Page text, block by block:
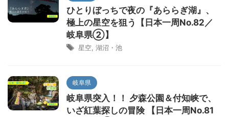
ひとりぼっちで夜の『あららぎ湖』、
極上の星空を狙う【日本一周No.82／
岐阜県②】
星空 湖沼・池
岐阜県
岐阜県突入！！ 夕森公園＆付知峡で、
いざ紅葉探しの冒険 【日本一周No.81